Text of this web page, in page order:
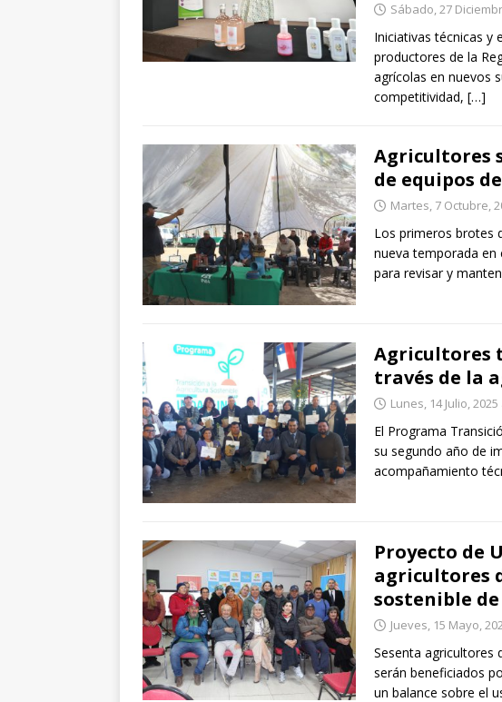
Sábado, 27
Iniciativas técnicas y
productores de la
agrícolas en nuevos
competitividad, […]
Agricultores
de equipos
Martes, 7 Octubre,
Los primeros brotes
nueva temporada en
para revisar y
Agricultores
través de la
Lunes, 14 Julio,
El Programa
su segundo año de
acompañamiento
Proyecto de
agricultores
sostenible
Jueves, 15 Mayo,
Sesenta agricultores
serán beneficiados
un balance sobre el